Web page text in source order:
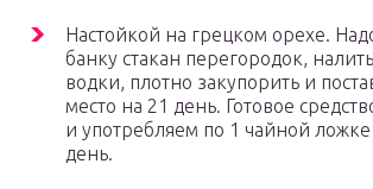
Настойкой на грецком орехе.
банку стакан перегородок,
водки, плотно закупорить и
место на 21 день. Готовое
и употребляем по 1 чайной
день.